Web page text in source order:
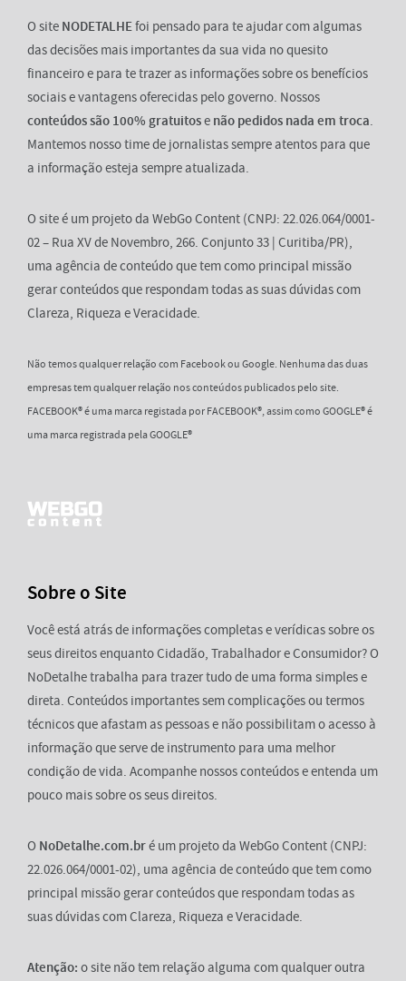
O site NODETALHEfoi pensado para te ajudar com algumas
das decisões mais importantes da sua vida no quesito
financeiro e para te trazer as informações sobre os benefícios
sociais e vantagens oferecidas pelo governo. Nossos
conteúdos são 100% gratuitose não pedidos nada em troca.
Mantemos nosso time de jornalistas sempre atentos para que
a informação esteja sempre atualizada.
O site é um projeto da WebGo Content (CNPJ: 22.026.064/0001-
02 – Rua XV de Novembro, 266. Conjunto 33 | Curitiba/PR),
uma agência de conteúdo que tem como principal missão
gerar conteúdos que respondam todas as suas dúvidas com
Clareza, Riqueza e Veracidade.
Não temos qualquer relação com Facebook ou Google. Nenhuma das duas
empresas tem qualquer relação nos conteúdos publicados pelo site.
FACEBOOK® é uma marca registada por FACEBOOK®, assim como GOOGLE® é
uma marca registrada pela GOOGLE®
Sobre o Site
Você está atrás de informações completas e verídicas sobre os
seus direitos enquanto Cidadão, Trabalhador e Consumidor? O
NoDetalhe trabalha para trazer tudo de uma forma simples e
direta. Conteúdos importantes sem complicações ou termos
técnicos que afastam as pessoas e não possibilitam o acesso à
informação que serve de instrumento para uma melhor
condição de vida. Acompanhe nossos conteúdos e entenda um
pouco mais sobre os seus direitos.
O NoDetalhe.com.bré um projeto da WebGo Content (CNPJ:
22.026.064/0001-02), uma agência de conteúdo que tem como
principal missão gerar conteúdos que respondam todas as
suas dúvidas com Clareza, Riqueza e Veracidade.
Atenção: o site não tem relação alguma com qualquer outra